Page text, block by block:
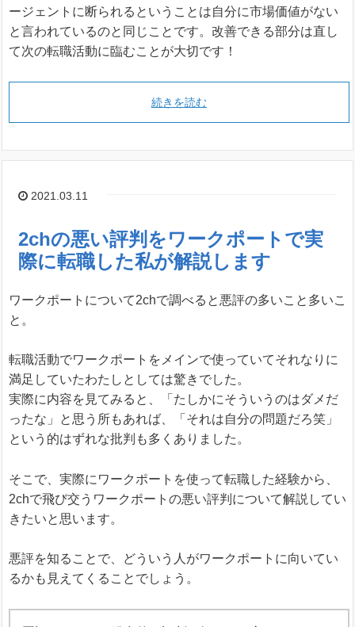
ージェントに断られるということは自分に市場価値がない
と言われているのと同じことです。改善できる部分は直し
て次の転職活動に臨むことが大切です！
続きを読む
2021.03.11
2chの悪い評判をワークポートで実
際に転職した私が解説します
ワークポートについて2chで調べると悪評の多いこと多いこ
と。
転職活動でワークポートをメインで使っていてそれなりに
満足していたわたしとしては驚きでした。
実際に内容を見てみると、「たしかにそういうのはダメだ
ったな」と思う所もあれば、「それは自分の問題だろ笑」
という的はずれな批判も多くありました。
そこで、実際にワークポートを使って転職した経験から、
2chで飛び交うワークポートの悪い評判について解説してい
きたいと思います。
悪評を知ることで、どういう人がワークポートに向いてい
るかも見えてくることでしょう。